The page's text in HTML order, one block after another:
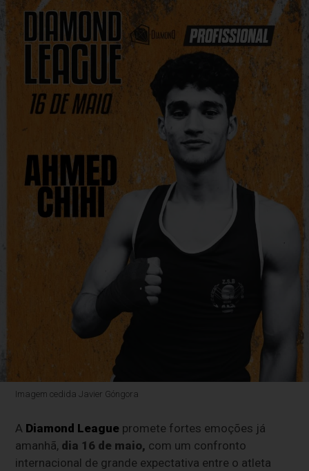
Imagem cedida Javier Góngora
A Diamond League promete fortes emoções já
amanhã, dia 16 de maio, com um confronto
internacional de grande expectativa entre o atleta